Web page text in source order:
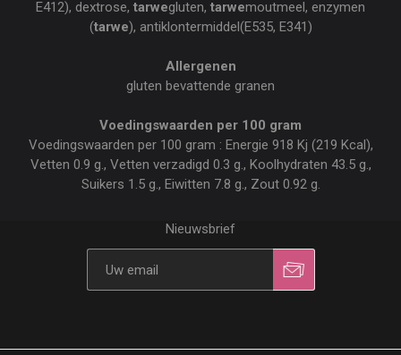
E412), dextrose, tarwegluten, tarwemoutmeel, enzymen
(tarwe), antiklontermiddel(E535, E341)
Allergenen
gluten bevattende granen
Voedingswaarden per 100 gram
Voedingswaarden per 100 gram : Energie 918 Kj (219 Kcal),
Vetten 0.9 g., Vetten verzadigd 0.3 g., Koolhydraten 43.5 g.,
Suikers 1.5 g., Eiwitten 7.8 g., Zout 0.92 g.
Nieuwsbrief